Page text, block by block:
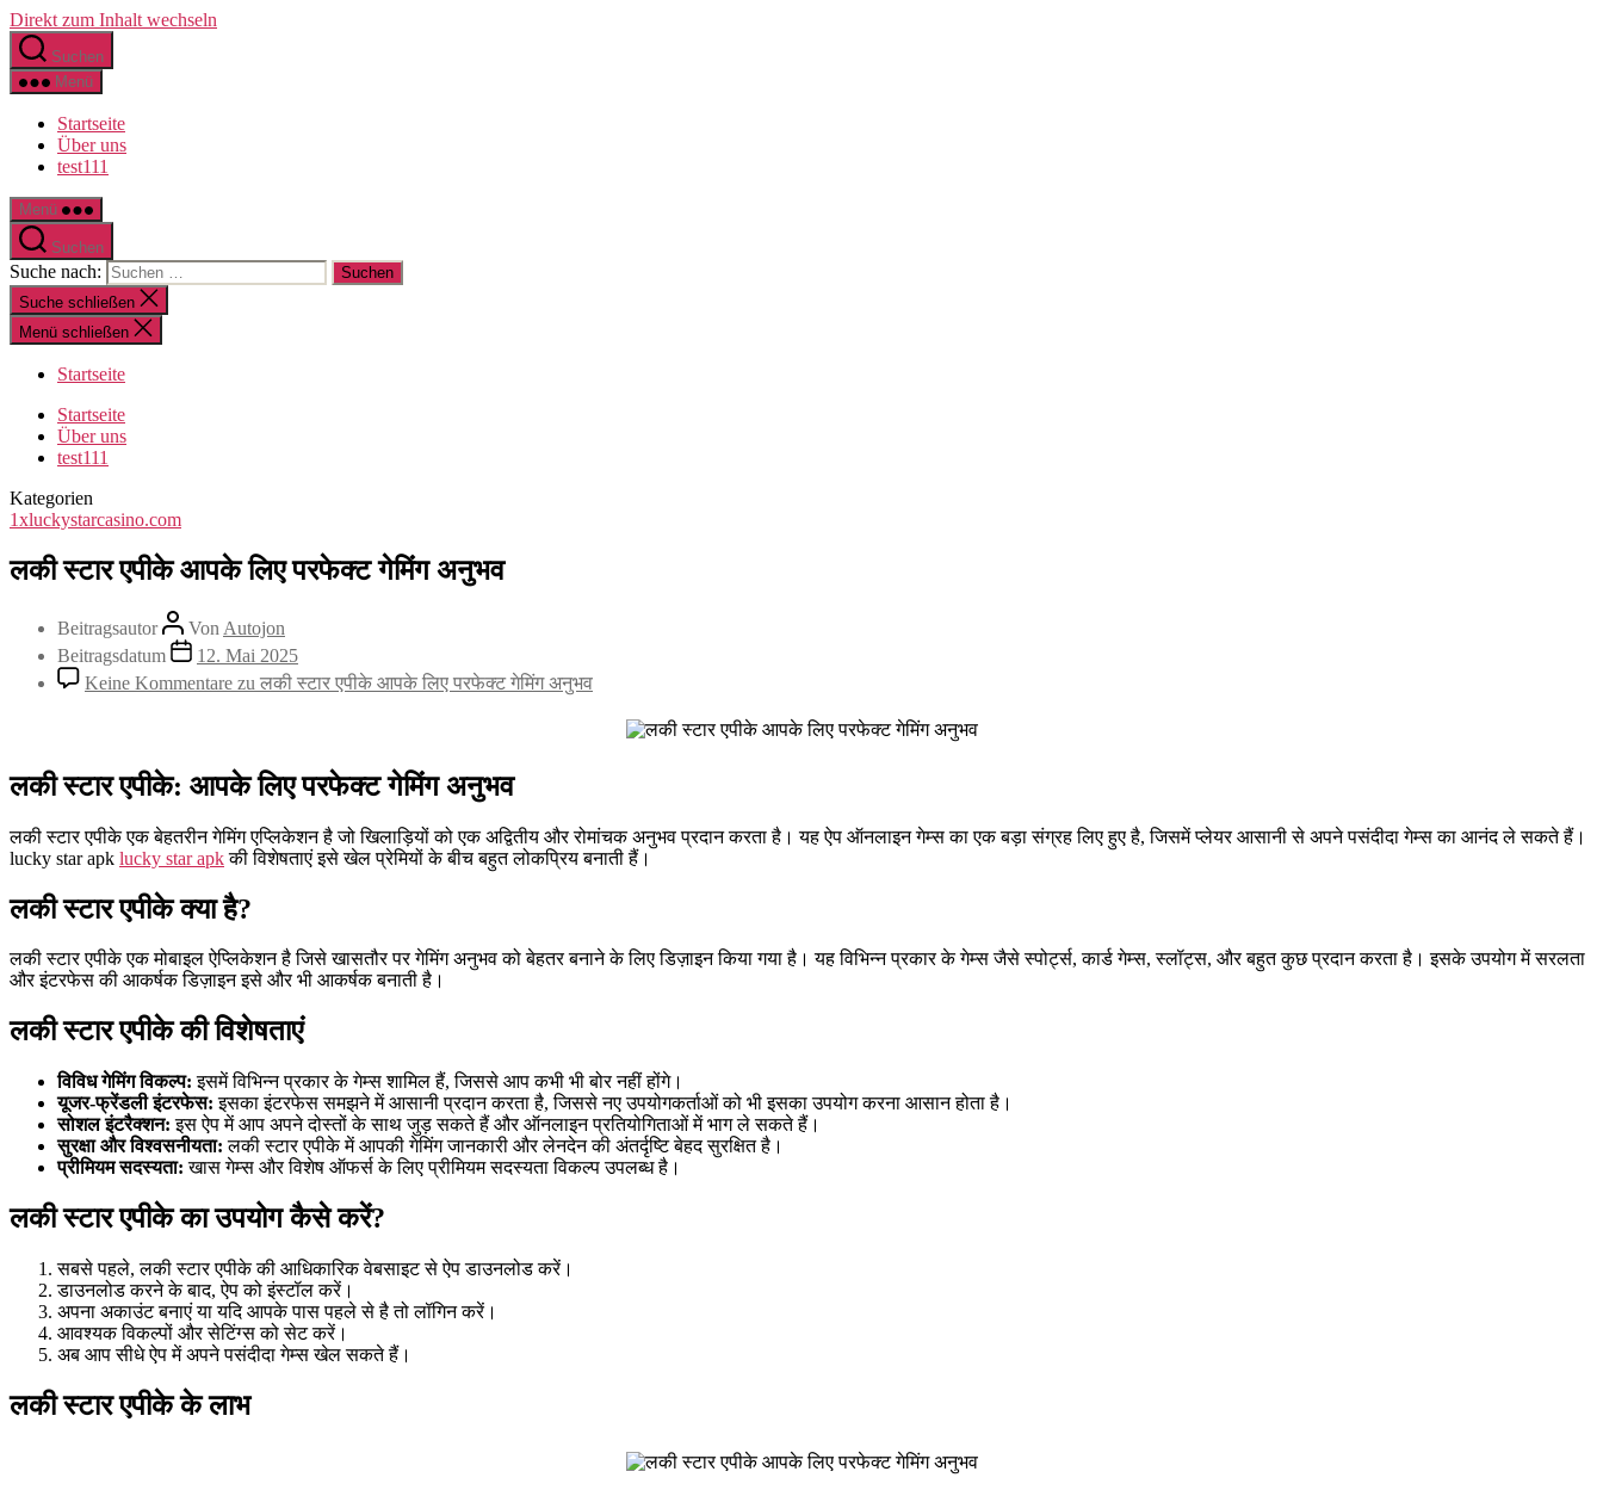
Direkt zum Inhalt wechseln
Suchen
Menü
Startseite
Über uns
test111
Menü
Suchen
Suche nach:
Suche schließen
Menü schließen
Startseite
Startseite
Über uns
test111
Kategorien
1xluckystarcasino.com
लकी स्टार एपीके आपके लिए परफेक्ट गेमिंग अनुभव
Beitragsautor Von Autojon
Beitragsdatum
12. Mai 2025
Keine Kommentare zu लकी स्टार एपीके आपके लिए परफेक्ट गेमिंग अनुभव
लकी स्टार एपीके: आपके लिए परफेक्ट गेमिंग अनुभव
लकी स्टार एपीके एक बेहतरीन गेमिंग एप्लिकेशन है जो खिलाड़ियों को एक अद्वितीय और रोमांचक अनुभव प्रदान करता है। यह ऐप ऑनलाइन गेम्स का एक बड़ा संग्रह लिए हुए है, जिसमें प्लेयर आसानी से अपने पसंदीदा गेम्स का आनंद ले सकते हैं।
lucky star apk lucky star apkकी विशेषताएं इसे खेल प्रेमियों के बीच बहुत लोकप्रिय बनाती हैं।
लकी स्टार एपीके क्या है?
लकी स्टार एपीके एक मोबाइल ऐप्लिकेशन है जिसे खासतौर पर गेमिंग अनुभव को बेहतर बनाने के लिए डिज़ाइन किया गया है। यह विभिन्न प्रकार के गेम्स जैसे स्पोर्ट्स, कार्ड गेम्स, स्लॉट्स, और बहुत कुछ प्रदान करता है। इसके उपयोग में सरलता
और इंटरफेस की आकर्षक डिज़ाइन इसे और भी आकर्षक बनाती है।
लकी स्टार एपीके की विशेषताएं
विविध गेमिंग विकल्प: इसमें विभिन्न प्रकार के गेम्स शामिल हैं, जिससे आप कभी भी बोर नहीं होंगे।
यूजर-फ्रेंडली इंटरफेस: इसका इंटरफेस समझने में आसानी प्रदान करता है, जिससे नए उपयोगकर्ताओं को भी इसका उपयोग करना आसान होता है।
सोशल इंटरैक्शन: इस ऐप में आप अपने दोस्तों के साथ जुड़ सकते हैं और ऑनलाइन प्रतियोगिताओं में भाग ले सकते हैं।
सुरक्षा और विश्वसनीयता: लकी स्टार एपीके में आपकी गेमिंग जानकारी और लेनदेन की अंतर्दृष्टि बेहद सुरक्षित है।
प्रीमियम सदस्यता: खास गेम्स और विशेष ऑफर्स के लिए प्रीमियम सदस्यता विकल्प उपलब्ध है।
लकी स्टार एपीके का उपयोग कैसे करें?
सबसे पहले, लकी स्टार एपीके की आधिकारिक वेबसाइट से ऐप डाउनलोड करें।
डाउनलोड करने के बाद, ऐप को इंस्टॉल करें।
अपना अकाउंट बनाएं या यदि आपके पास पहले से है तो लॉगिन करें।
आवश्यक विकल्पों और सेटिंग्स को सेट करें।
अब आप सीधे ऐप में अपने पसंदीदा गेम्स खेल सकते हैं।
लकी स्टार एपीके के लाभ